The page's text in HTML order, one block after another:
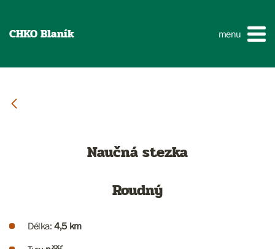
CHKO Blaník menu
Naučná stezka
Roudný
Délka:4,5 km